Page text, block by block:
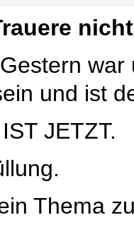
und ist
JETZT.
Thema